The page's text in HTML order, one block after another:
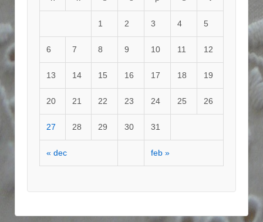
« dec feb »
1 2 3 4 5
6 7 8 9 10 11 12
13 14 15 16 17 18 19
20 21 22 23 24 25 26
27 28 29 30 31